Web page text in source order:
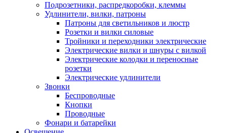
Подрозетники, распредкоробки, клеммы
Удлинители, вилки, патроны
Патроны для светильников и люстр
Розетки и вилки силовые
Тройники и переходники электрические
Электрические вилки и шнуры с вилкой
Электрические колодки и переносные
розетки
Электрические удлинители
Звонки
Беспроводные
Кнопки
Проводные
Фонари и батарейки